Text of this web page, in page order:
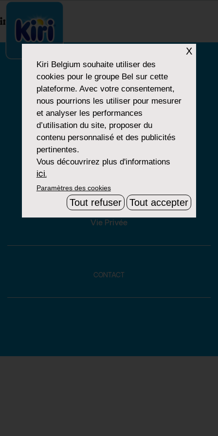
index.php
NOTRE HISTOIRE
NOS PRODUITS
NOS ENGAGEMENTS
Mentions Légales
Groupe Bel
Vie Privée
CONTACT
X
Kiri Belgium souhaite utiliser des
cookies pour le groupe Bel sur cette
plateforme. Avec votre consentement,
nous pourrions les utiliser pour mesurer
et analyser les performances
d’utilisation du site, proposer du
contenu personnalisé et des publicités
pertinentes.
Vous découvrirez plus d'informations
ici.
Paramètres des cookies
Tout refuser Tout accepter